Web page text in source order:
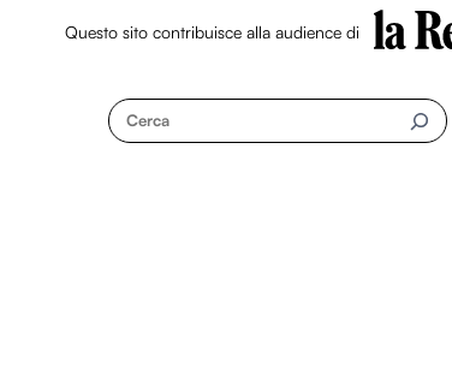
Questo sito contribuisce alla audience di
Cerca